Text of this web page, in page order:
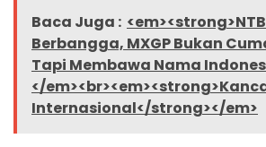
Baca Juga :
Berbangga, MXGP Bukan
Tapi Membawa Nama
</
Internasional</strong></em>